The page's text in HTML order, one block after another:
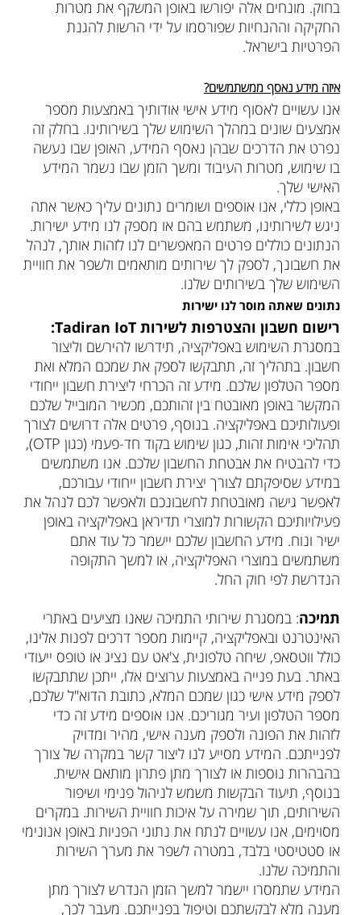
בחוק. מונחים אלה יפורשו באופן המשקף את מטרות
החקיקה וההנחיות שפורסמו על ידי הרשות להגנת
הפרטיות בישראל.
איזה מידע נאסף ממשתמשים?
אנו עשויים לאסוף מידע אישי אודותיך באמצעות מספר
אמצעים שונים במהלך השימוש שלך בשירותינו. בחלק זה
נפרט את הדרכים שבהן נאסף המידע, האופן שבו נעשה
בו שימוש, מטרות העיבוד ומשך הזמן שבו נשמר המידע
האישי שלך.
באופן כללי, אנו אוספים ושומרים נתונים עליך כאשר אתה
ניגש לשירותינו, משתמש בהם או מספק לנו מידע ישירות.
הנתונים כוללים פרטים המאפשרים לנו לזהות אותך, לנהל
את חשבונך, לספק לך שירותים מותאמים ולשפר את חוויית
השימוש שלך בשירותים שלנו.
נתונים שאתה מוסר לנו ישירות
רישום חשבון והצטרפות לשירותTadiran IoT
:
במסגרת השימוש באפליקציה, תידרשו להירשם וליצור
חשבון. בתהליך זה, תתבקשו לספק את שמכם המלא ואת
מספר הטלפון שלכם. מידע זה הכרחי ליצירת חשבון ייחודי
המקשר באופן מאובטח בין זהותכם, מכשיר המובייל שלכם
ופעולותיכם באפליקציה. בנוסף, פרטים אלה דרושים לצורך
תהליכי אימות זהות, כגון שימוש בקוד חד-פעמי (כגון OTP),
כדי להבטיח את אבטחת החשבון שלכם. אנו משתמשים
במידע שסיפקתם לצורך יצירת חשבון ייחודי עבורכם,
לאפשר גישה מאובטחת לחשבונכם ולאפשר לכם לנהל את
פעילויותיכם הקשורות למוצרי תדיראן באפליקציה באופן
ישיר ונוח. מידע החשבון שלכם יישמר כל עוד אתם
משתמשים במוצרי האפליקציה, או למשך התקופה
הנדרשת לפי חוק החל.
תמיכה: במסגרת שירותי התמיכה שאנו מציעים באתרי
האינטרנט ובאפליקציה, קיימות מספר דרכים לפנות אלינו,
כולל ווטסאפ, שיחה טלפונית, צ'אט עם נציג או טופס ייעודי
באתר. בעת פנייה באמצעות ערוצים אלו, ייתכן שתתבקשו
לספק מידע אישי כגון שמכם המלא, כתובת הדוא"ל שלכם,
מספר הטלפון ועיר מגוריכם. אנו אוספים מידע זה כדי
לזהות את הפונה ולספק מענה אישי, מהיר ומדויק
לפנייתכם. המידע מסייע לנו ליצור קשר במקרה של צורך
בהבהרות נוספות או לצורך מתן פתרון מותאם אישית.
בנוסף, תיעוד הבקשות משמש לניהול פנימי ושיפור
השירותים, תוך שמירה על איכות חוויית השירות. במקרים
מסוימים, אנו עשויים לנתח את נתוני הפניות באופן אנונימי
או סטטיסטי בלבד, במטרה לשפר את מערך השירות
והתמיכה שלנו.
המידע שתמסרו יישמר למשך הזמן הנדרש לצורך מתן
מענה מלא לבקשתכם וטיפול בפנייתכם. מעבר לכך,